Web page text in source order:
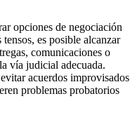
opciones de negociación
es posible alcanzar
comunicaciones o
vía judicial adecuada.
acuerdos improvisados
problemas probatorios